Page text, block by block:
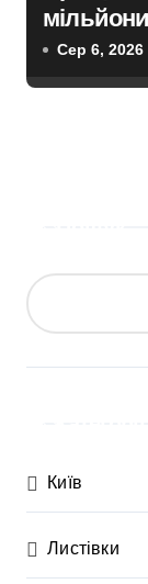
швидкої
Сер 6, 2026
Київ
Листівки